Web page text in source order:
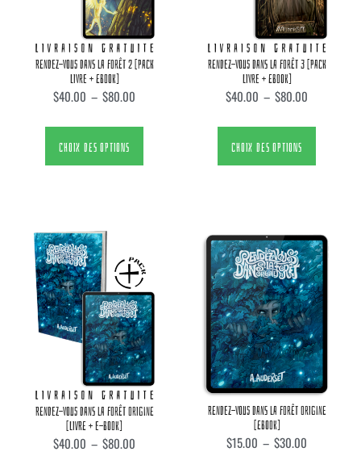
RENDEZ-VOUS DANS LA FORÊT 2 [PACK
LIVRE + EBOOK]
$40.00 – $80.00
CHOIX DES OPTIONS
RENDEZ-VOUS DANS LA FORÊT 3 [PACK
LIVRE + EBOOK]
$40.00 – $80.00
CHOIX DES OPTIONS
RENDEZ-VOUS DANS LA FORÊT ORIGINE
[LIVRE + E-BOOK]
$40.00 – $80.00
RENDEZ-VOUS DANS LA FORÊT ORIGINE
[EBOOK]
$15.00 – $30.00